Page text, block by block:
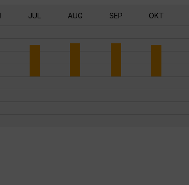
JUL AUG SEP OKT